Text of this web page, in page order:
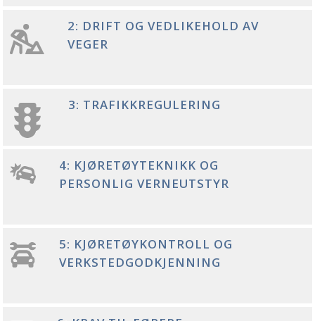
2: DRIFT OG VEDLIKEHOLD AV
VEGER
3: TRAFIKKREGULERING
4: KJØRETØYTEKNIKK OG
PERSONLIG VERNEUTSTYR
5: KJØRETØYKONTROLL OG
VERKSTEDGODKJENNING